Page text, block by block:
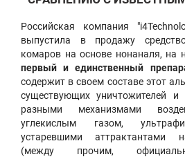
Российская компания
выпустила в продажу
комаров на основе нонаналя, на
первый и единственный
содержит в своем составе этот
существующих уничтожителей и
разными механизмами
углекислым газом,
устаревшими аттрактантами
(между прочим,